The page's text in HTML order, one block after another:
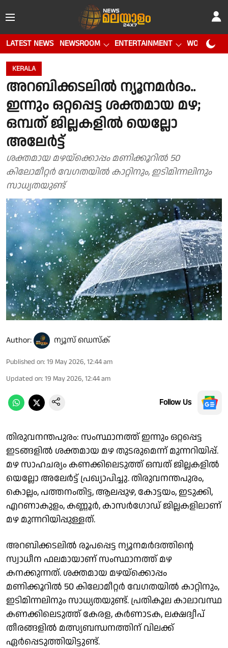
LATEST NEWS NEWSROOM ENTERTAINMENT WORLD CUP
KERALA
അറബിക്കടലിൽ ന്യൂനമർദം..
ഇന്നും ഒറ്റപ്പെട്ട ശക്തമായ മഴ;
ഒമ്പത് ജില്ലകളിൽ യെല്ലോ
അലേർട്ട്
ശക്തമായ മഴയ്‌ക്കൊപ്പം മണിക്കൂറിൽ 50
കിലോമീറ്റർ വേഗതയിൽ കാറ്റിനും, ഇടിമിന്നലിനും
സാധ്യതയുണ്ട്
Author: ന്യൂസ് ഡെസ്ക്
Published on: 19 May 2026, 12:44 am
Updated on: 19 May 2026, 12:44 am
Follow Us
തിരുവനന്തപുരം: സംസ്ഥാനത്ത് ഇന്നും ഒറ്റപ്പെട്ട
ഇടങ്ങളിൽ ശക്തമായ മഴ തുടരുമെന്ന് മുന്നറിയിപ്പ്.
മഴ സാഹചര്യം കണക്കിലെടുത്ത് ഒമ്പത് ജില്ലകളിൽ
യെല്ലോ അലേർട്ട് പ്രഖ്യാപിച്ചു. തിരുവനന്തപുരം,
കൊല്ലം, പത്തനംതിട്ട, ആലപ്പുഴ, കോട്ടയം, ഇടുക്കി,
എറണാകുളം, കണ്ണൂർ, കാസർ​ഗോഡ് ജില്ലകളിലാണ്
മഴ മുന്നറിയിപ്പുള്ളത്.
അറബിക്കടലിൽ രൂപപ്പെട്ട ന്യൂനമർദത്തിന്റെ
സ്വാധീന ഫലമായാണ് സംസ്ഥാനത്ത് മഴ
കനക്കുന്നത്. ശക്തമായ മഴയ്ക്കൊപ്പം
മണിക്കൂറിൽ 50 കിലോമീറ്റർ വേഗതയിൽ കാറ്റിനും,
ഇടിമിന്നലിനും സാധ്യതയുണ്ട്. പ്രതികൂല കാലാവസ്ഥ
കണക്കിലെടുത്ത് കേരള, കർണാടക, ലക്ഷദ്വീപ്
തീരങ്ങളിൽ മത്സ്യബന്ധനത്തിന് വിലക്ക്
ഏർപ്പെടുത്തിയിട്ടുണ്ട്.